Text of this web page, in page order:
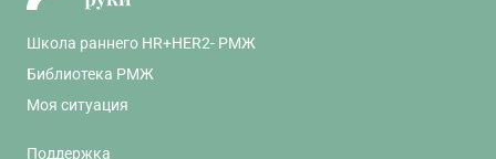
Школа раннего HR+HER2- РМЖ
Библиотека РМЖ
Моя ситуация
Поддержка